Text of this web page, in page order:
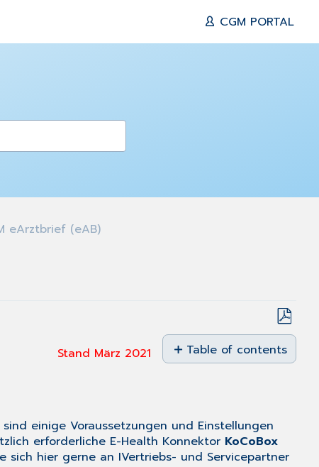
CGM PORTAL
eArztbrief (eAB)
Save
as
PDF
Table of contents
KIM Freischalten
CGM
eArztbrief
Stand März 2021
einige Voraussetzungen und Einstellungen
erforderliche E-Health Konnektor KoCoBox
hier gerne an IVertriebs- und Servicepartner